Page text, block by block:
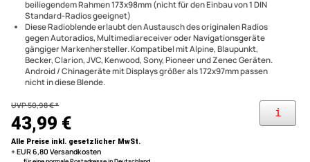
Doppel DIN Radioblende
Toyota Yaris XP9 silber /
Radioblende Einbaurahmen Halterung passend für 1 DIN und 2 DIN
Radios gängiger Marken
kompatibel mit Toyota Yaris XP9 2007-2011
Farbe: Seitenteile schwarz, Blende dunkelgrau / silber
Ausschnitt / Einbaugröße: max.178x102mm, bei Einbau mit
beiliegendem Rahmen 173x98mm (nicht für den Einbau von 1 DIN
Standard-Radios geeignet)
gegen Autoradios, Multimediareceiver oder Navigationsgeräte
gängiger Markenhersteller. Kompatibel mit Alpine, Blaupunkt,
Becker, Clarion, JVC, Kenwood, Sony, Pioneer und Zenec Geräten.
Android / Chinageräte mit Displays größer als 172x97mm passen
nicht in diese Blende.